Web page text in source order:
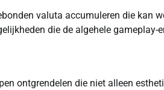
valuta accumuleren die kan
die de algehele gameplay-
ontgrendelen die niet alleen